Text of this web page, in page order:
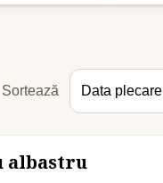
Sortează Data plecare
albastru